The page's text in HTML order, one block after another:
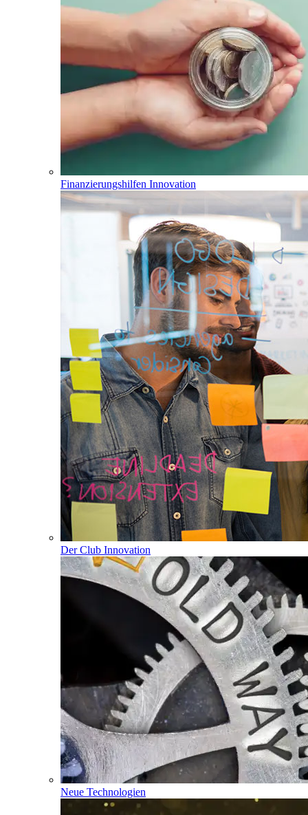
Finanzierungshilfen Innovation
Der Club Innovation
Neue Technologien